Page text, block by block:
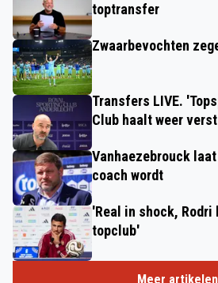
toptransfer
Zwaarbevochten
Transfers LIVE.
Club haalt weer
Vanhaezebrouck
coach wordt
'Real in shock,
topclub'
Meer artikelen